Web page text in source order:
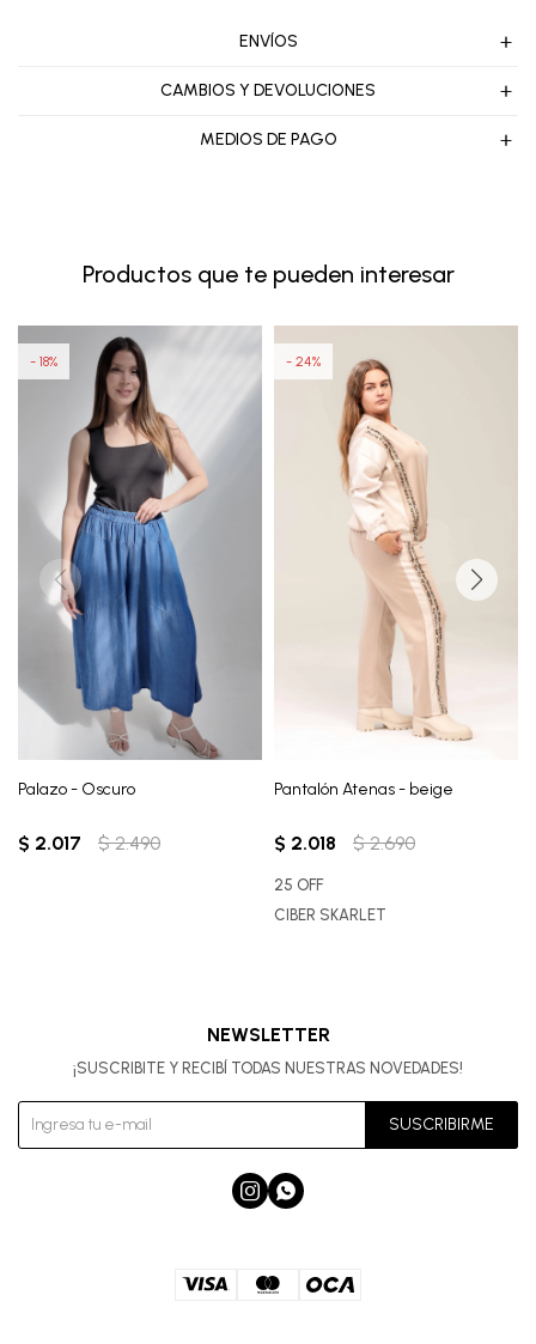
ENVÍOS
CAMBIOS Y DEVOLUCIONES
MEDIOS DE PAGO
Productos que te pueden interesar
Palazo - Oscuro
$ 2.017 $ 2.490
18
Pantalón Atenas - beige
$ 2.018 $ 2.690
24
25 OFF
CIBER SKARLET
NEWSLETTER
¡SUSCRIBITE Y RECIBÍ TODAS NUESTRAS NOVEDADES!
SUSCRIBIRME
 